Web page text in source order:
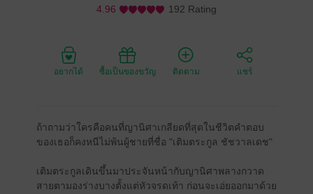
4.96 192 Rating
อยากได้ ซื้อเป็นของขวัญ ติดตาม แชร์
ถ้าถามว่าใครคือคนที่ญานิศาเกลียดที่สุดในชีวิตคำตอบ
ของเธอก็คงหนีไม่พ้นผู้ชายที่ชื่อ "เติมตระกูล ชัชวาลเดช"
เติมตระกูลเดินขึ้นมาประจันหน้ากับญานิศาพลางกวาด
สายตามองร่างบางตั้งแต่หัวจรดเท้า ก่อนจะเอ่ยออกมาด้วย